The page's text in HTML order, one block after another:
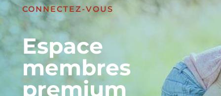
CONNECTEZ-VOUS
Espace
membres
premium